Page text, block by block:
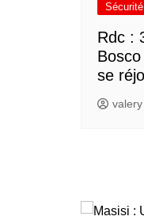
Sécurité
Rdc :
se
valery